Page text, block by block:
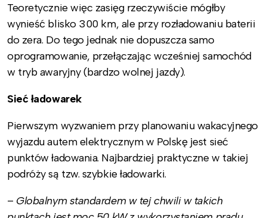
Teoretycznie więc zasięg rzeczywiście mógłby
wynieść blisko 300 km, ale przy rozładowaniu baterii
do zera. Do tego jednak nie dopuszcza samo
oprogramowanie, przełączając wcześniej samochód
w tryb awaryjny (bardzo wolnej jazdy).
Sieć ładowarek
Pierwszym wyzwaniem przy planowaniu wakacyjnego
wyjazdu autem elektrycznym w Polskę jest sieć
punktów ładowania. Najbardziej praktyczne w takiej
podróży są tzw. szybkie ładowarki.
– Globalnym standardem w tej chwili w takich